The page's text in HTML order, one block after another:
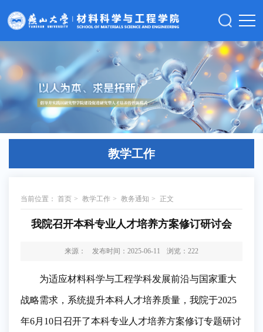
教学工作
当前位置： 首页 > 教学工作 > 教务通知 > 正文
我院召开本科专业人才培养方案修订研讨会
来源： 发布时间：2025-06-11 浏览： 222
为适应材料科学与工程学科发展前沿与国家重大
战略需求，系统提升本科人才培养质量，我院于2025
年6月 10日 召开了本科专业人才培养方案修订专题研讨